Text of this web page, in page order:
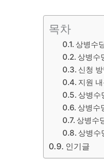
목차
상병수
상병수
신청 방
지원
상병수
상병수
상병수
상병수
인기글